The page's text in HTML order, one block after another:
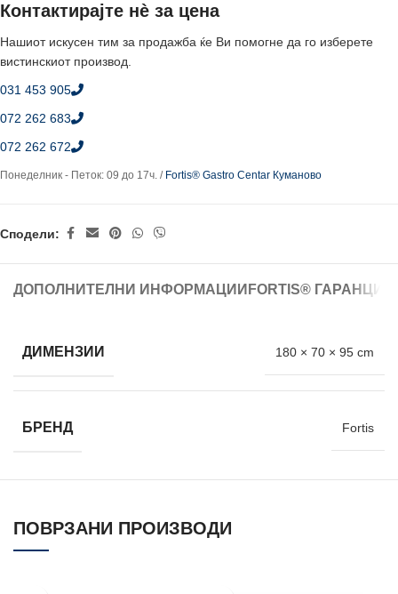
Контактирајте нè за цена
Нашиот искусен тим за продажба ќе Ви помогне да го изберете
вистинскиот производ.
031 453 905
072 262 683
072 262 672
Понеделник - Петок: 09 до 17ч. / Fortis® Gastro Centar Куманово
Сподели:
ДОПОЛНИТЕЛНИ ИНФОРМАЦИИ FORTIS®
ДИМЕНЗИИ 180 × 70 × 95 cm
БРЕНД Fortis
ПОВРЗАНИ ПРОИЗВОДИ